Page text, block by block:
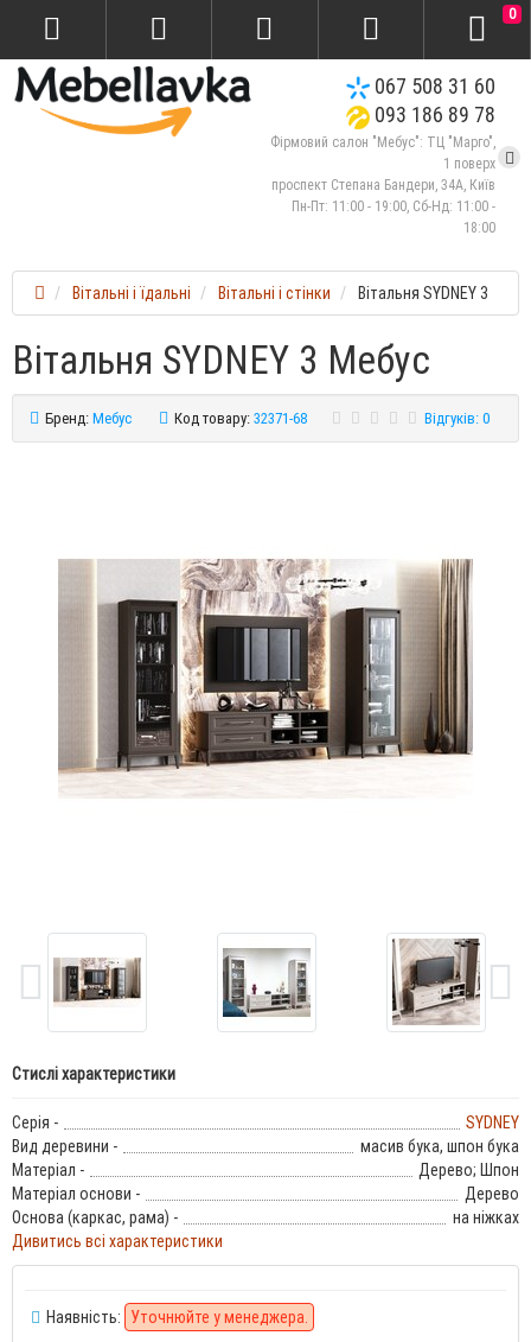
067 508 31 60
093 186 89 78
Фірмовий салон "Мебус": ТЦ "Марго",
1 поверх
проспект Степана Бандери, 34А, Київ
Пн-Пт: 11:00 - 19:00, Сб-Нд: 11:00 -
18:00
0
Вітальні і їдальні Вітальні і стінки Вітальня SYDNEY 3
Вітальня SYDNEY 3 Мебус
Бренд:Мебус Код товару:32371-68 Відгуків: 0
Стислі характеристики
Серія -
SYDNEY
Вид деревини -
масив бука, шпон бука
Матеріал -
Дерево; Шпон
Матеріал основи -
Дерево
Основа (каркас, рама) -
на ніжках
Дивитись всі характеристики
Наявність: Уточнюйте у менеджера.